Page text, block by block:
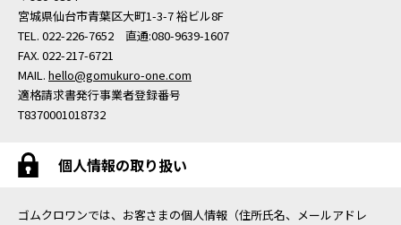
宮城県仙台市青葉区大町1-3-7 裕ビル8F
TEL. 022-226-7652 直通:080-9639-1607
FAX. 022-217-6721
MAIL. hello@gomukuro-one.com
適格請求書発行事業者登録番号
T8370001018732
個人情報の取り扱い
ゴムクロワンでは、お客さまの個人情報（住所氏名、メールアドレ